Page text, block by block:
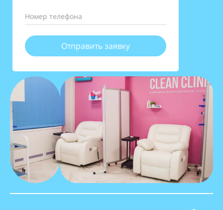
Номер телефона
Отправить заявку